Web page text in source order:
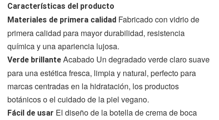
Características del producto
Materiales de primera calidad Fabricado con vidrio de
primera calidad para mayor durabilidad, resistencia
química y una apariencia lujosa.
Verde brillante Acabado Un degradado verde claro suave
para una estética fresca, limpia y natural, perfecto para
marcas centradas en la hidratación, los productos
botánicos o el cuidado de la piel vegano.
Fácil de usar El diseño de la botella de crema de boca